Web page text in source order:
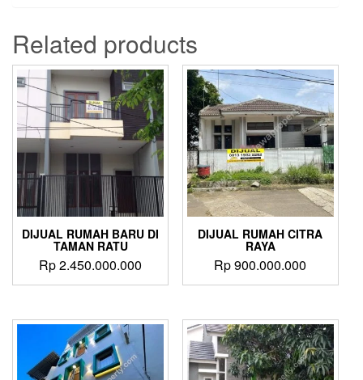
Related products
DIJUAL RUMAH BARU DI
TAMAN RATU
Rp2.450.000.000
DIJUAL RUMAH CITRA
RAYA
Rp900.000.000